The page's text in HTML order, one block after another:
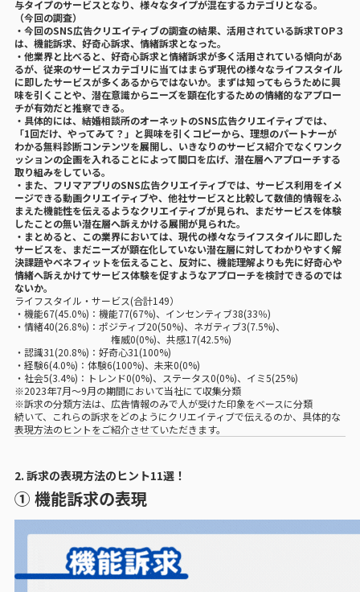
与タイプのサービスとなり、様々なタイプが混在するカテゴリとなる。
（今回の調査）
・今回のSNS広告クリエイティブの調査の結果、活用されている訴求TOP３
は、機能訴求、好奇心訴求、情緒訴求となった。
・他業界と比べると、好奇心訴求と情緒訴求が多く活用されている傾向があ
るが、従来のサービスカテゴリに当てはまらず現代の様々なライフスタイル
に即したサービスが多くあるからではないか。まずは知ってもらうために興
味を引くことや、潜在意識からニーズを顕在化するための情緒的なアプロー
チが有効だと推察できる。
・具体的には、結婚相談所のオーネットのSNS広告クリエイティブでは、
「1回だけ、やってみて？」と興味を引くコピーから、理想のパートナーが
わかる無料診断コンテンツを展開し、いきなりのサービス紹介でなくワンク
ッションの企画を入れることによって間口を広げ、潜在層へアプローチする
取り組みをしている。
・また、フリマアプリのSNS広告クリエイティブでは、サービス利用をイメ
ージできる動画クリエイティブや、他社サービスと比較して数値的情報をふ
まえた機能性を伝えるようなクリエイティブが見られ、まだサービスを体験
したことの無い潜在層へ訴えかける展開が見られた。
・まとめると、この業界においては、現代の様々なライフスタイルに即した
サービスを、まだニーズが顕在化していない潜在層に対してわかりやすく解
決課題やベネフィットを伝えること、反対に、機能理解よりも先に好奇心や
情緒へ訴えかけてサービス体験を促すようなアプローチを検討できるのでは
ないか。
ライフスタイル・サービス(合計149）
・機能67(45.0%)：機能77(67%)、インセンティブ38(33％)
・情緒40(26.8%)：ポジティブ20(50%)、ネガティブ3(7.5%)、
権威0(0%)、共感17(42.5%)
・認識31(20.8%)：好奇心31(100%)
・経験6(4.0%)：体験6(100%)、未来0(0%)
・社会5(3.4%)：トレンド0(0%)、ステータス0(0%)、イミ5(25%)
※2023年7月〜9月の期間において当社にて収集分類
※訴求の分類方法は、広告情報のみで人が受けた印象をベースに分類
続いて、これらの訴求をどのようにクリエイティブで伝えるのか、具体的な
表現方法のヒントをご紹介させていただきます。
2. 訴求の表現方法のヒント11選！
① 機能訴求の表現